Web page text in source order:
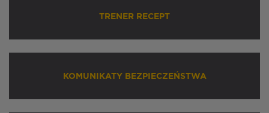
TRENER RECEPT
KOMUNIKATY BEZPIECZEŃSTWA